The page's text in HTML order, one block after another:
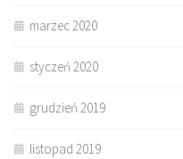
marzec 2020
styczeń 2020
grudzień 2019
listopad 2019